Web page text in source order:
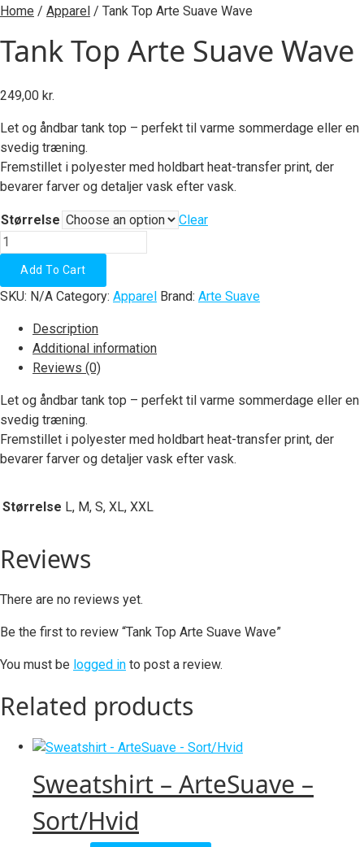
Home / Apparel / Tank Top Arte Suave Wave
Tank Top Arte Suave Wave
249,00 kr.
Let og åndbar tank top – perfekt til varme sommerdage eller en
svedig træning.
Fremstillet i polyester med holdbart heat-transfer print, der
bevarer farver og detaljer vask efter vask.
Størrelse
Clear
Tank
Top
Arte
Suave
quantity
Add To Cart
SKU: N/A Category: Apparel Brand: Arte Suave
Description
Additional information
Reviews (0)
Let og åndbar tank top – perfekt til varme sommerdage eller en
svedig træning.
Fremstillet i polyester med holdbart heat-transfer print, der
bevarer farver og detaljer vask efter vask.
Størrelse L, M, S, XL, XXL
Reviews
There are no reviews yet.
Be the first to review “Tank Top Arte Suave Wave”
You must be logged in to post a review.
Related products
Sweatshirt – ArteSuave –
Sort/Hvid